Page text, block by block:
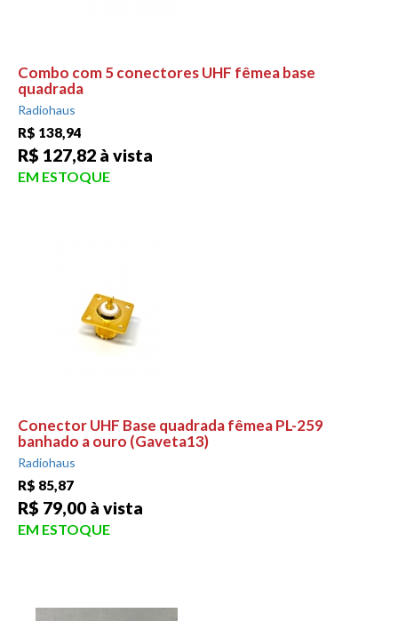
Combo com 5 conectores UHF fêmea base
quadrada
Radiohaus
R$ 138,94
R$ 127,82 à vista
EM ESTOQUE
Conector UHF Base quadrada fêmea PL-259
banhado a ouro (Gaveta13)
Radiohaus
R$ 85,87
R$ 79,00 à vista
EM ESTOQUE